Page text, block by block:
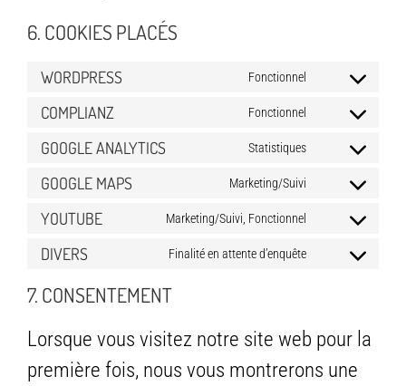
6. COOKIES PLACÉS
WORDPRESS Fonctionnel
Consent
wordpress
COMPLIANZ Fonctionnel
Consent
complianz
GOOGLE ANALYTICS Statistiques
Consent
google-
GOOGLE MAPS Marketing/Suivi
Consent
google-
YOUTUBE Marketing/Suivi, Fonctionnel
Consent
DIVERS Finalité en attente d’enquête
Consent
7. CONSENTEMENT
Lorsque vous visitez notre site web pour la
première fois, nous vous montrerons une